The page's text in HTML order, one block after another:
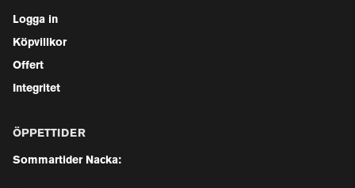
Logga in
Köpvillkor
Offert
Integritet
ÖPPETTIDER
Sommartider Nacka: